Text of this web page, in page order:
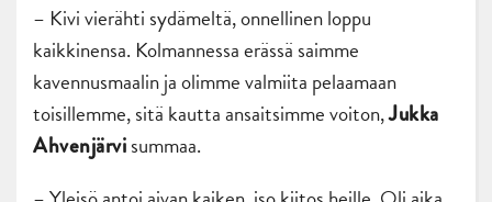
– Kivi vierähti sydämeltä, onnellinen loppu
kaikkinensa. Kolmannessa erässä saimme
kavennusmaalin ja olimme valmiita pelaamaan
toisillemme, sitä kautta ansaitsimme voiton,Jukka
Ahvenjärvisummaa.